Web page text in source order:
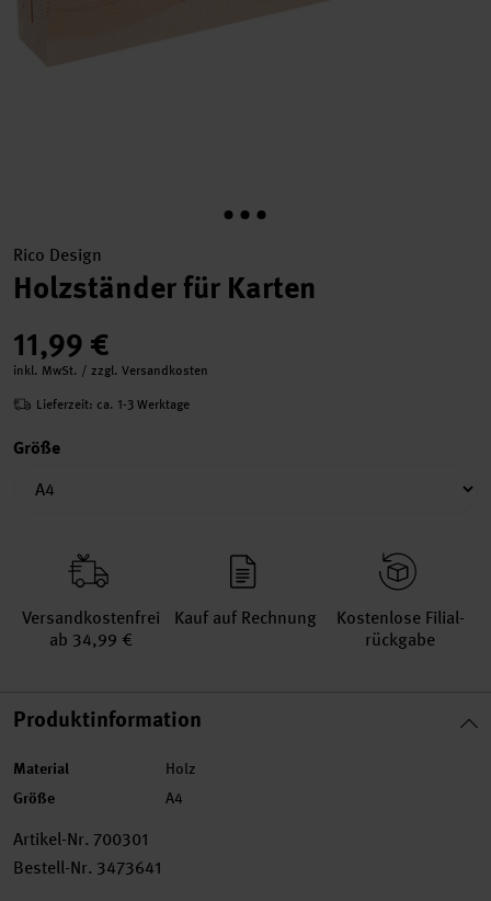
Rico Design
Holzständer für Karten
11,99 €
inkl. MwSt. / zzgl. Versandkosten
Lieferzeit: ca. 1-3 Werktage
Größe
Versand­kosten­frei
ab 34,99 €
Kauf auf Rechnung
Kosten­lose Filial­
rückgabe
Produktinformation
Material Holz
Größe A4
Artikel-Nr. 700301
Bestell-Nr. 3473641